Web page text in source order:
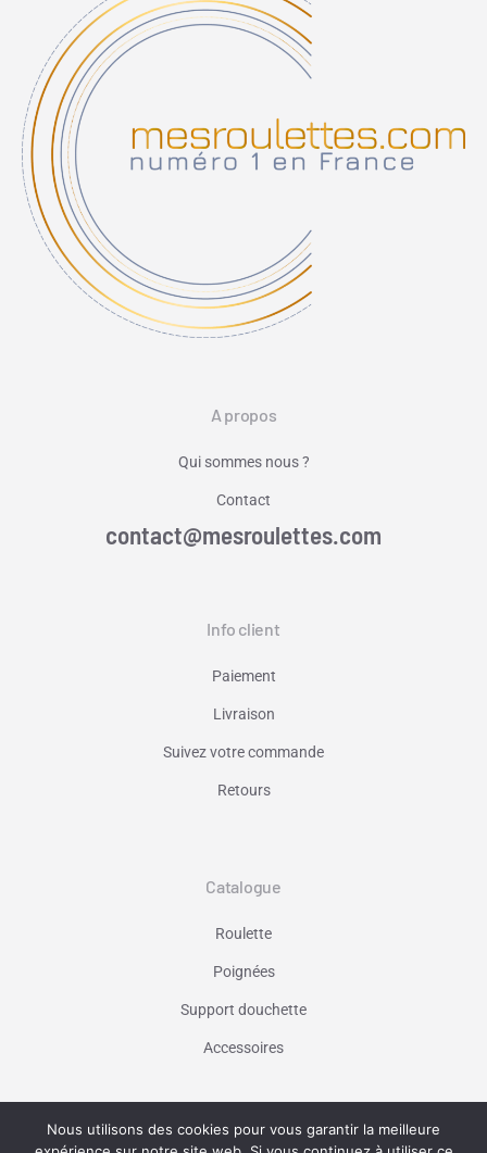
A propos
Qui sommes nous ?
Contact
contact@mesroulettes.com
Info client
Paiement
Livraison
Suivez votre commande
Retours
Catalogue
Roulette
Poignées
Support douchette
Accessoires
Vaniseo - votre agence web à Marseille -
Nous utilisons des cookies pour vous garantir la meilleure